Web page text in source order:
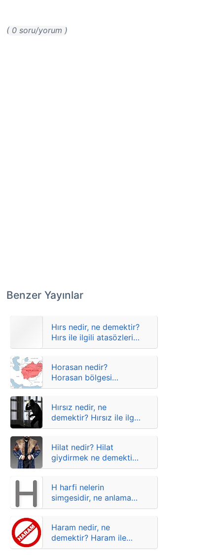
( 0 soru/yorum )
Benzer Yayınlar
Hırs nedir, ne demektir?
Hırs ile ilgili atasözleri,
deyimler ve anlamları
Horasan nedir?
Horasan bölgesi
nerededir?
Hırsız nedir, ne
demektir? Hırsız ile ilgili
atasözleri, deyimler ve
Hilat nedir? Hilat
giydirmek ne demektir?
Anlamları
H harfi nelerin
simgesidir, ne anlama
gelir?
Haram nedir, ne
demektir? Haram ile
ilgili atasözleri,